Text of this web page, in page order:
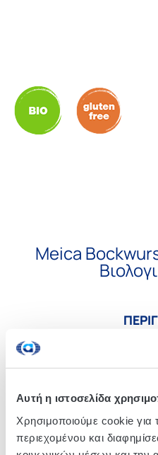
Αυτή η ιστοσελίδα
Χρησιμοποιούμε cookie για
περιεχομένου και
Meica
Τα βιολογικά
Bockwurst είναι νόστιμα
υψηλής ποιότητας πρώτες